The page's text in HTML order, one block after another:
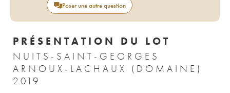
Poser une autre question
PRÉSENTATION DU LOT
NUITS-SAINT-GEORGES
ARNOUX-LACHAUX (DOMAINE)
2019